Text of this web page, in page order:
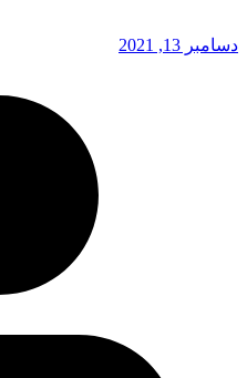
دسامبر 13, 2021